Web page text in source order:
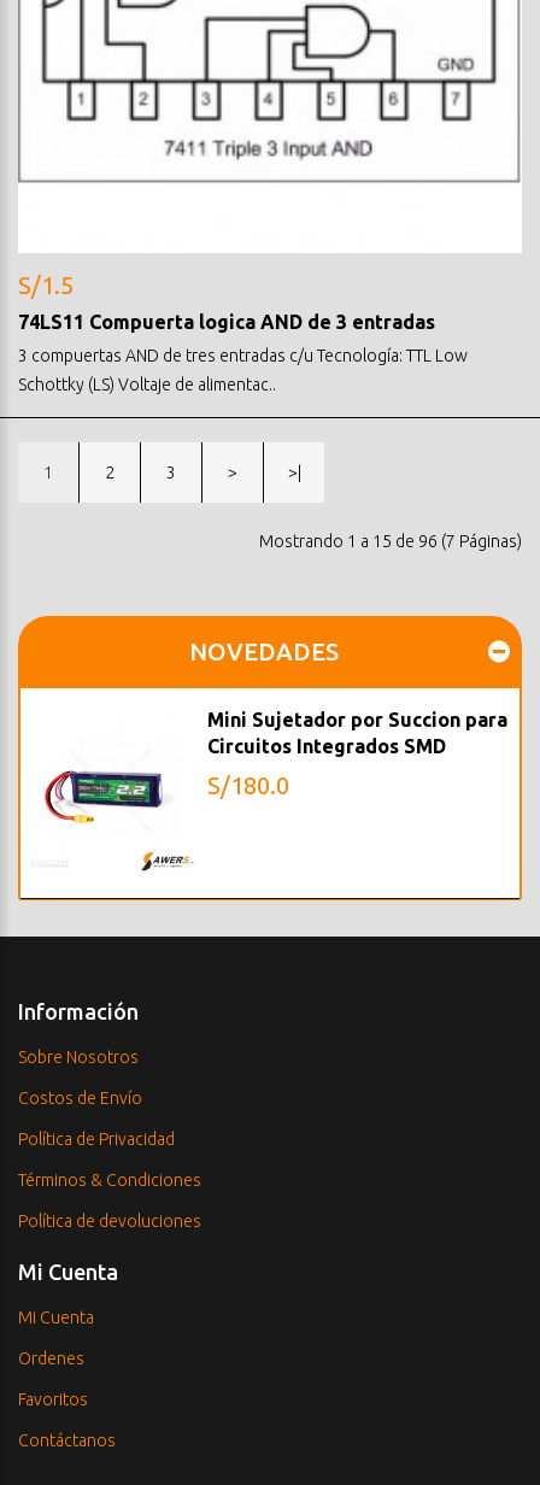
S/1.5
74LS11 Compuerta logica AND de 3 entradas
3 compuertas AND de tres entradas c/u Tecnología: TTL Low
Schottky (LS) Voltaje de alimentac..
1 2 3 > >|
Mostrando 1 a 15 de 96 (7 Páginas)
NOVEDADES
Mini Sujetador por Succion para
Circuitos Integrados SMD
S/180.0
Información
Sobre Nosotros
Costos de Envío
Política de Privacidad
Términos & Condiciones
Política de devoluciones
Mi Cuenta
Mi Cuenta
Ordenes
Favoritos
Contáctanos